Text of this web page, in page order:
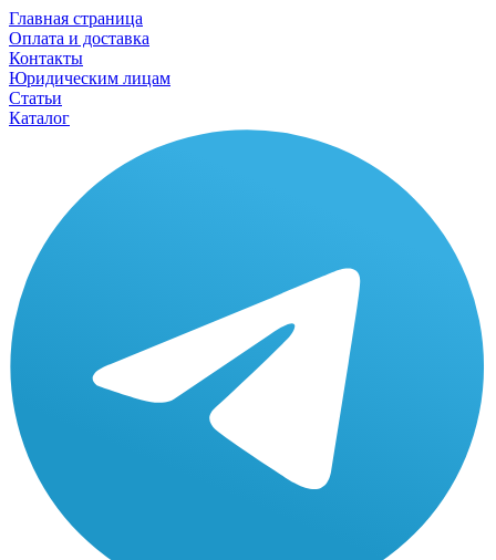
Главная страница
Оплата и доставка
Контакты
Юридическим лицам
Статьи
Каталог